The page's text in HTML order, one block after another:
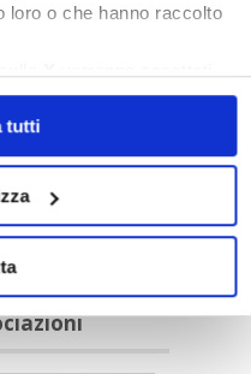
loro o che hanno raccolto
tutti